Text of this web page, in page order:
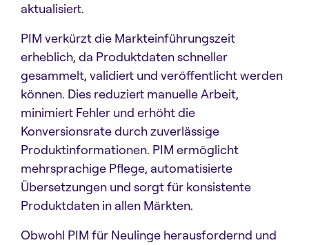
aktualisiert.
PIM verkürzt die Markteinführungszeit
erheblich, da Produktdaten schneller
gesammelt, validiert und veröffentlicht werden
können. Dies reduziert manuelle Arbeit,
minimiert Fehler und erhöht die
Konversionsrate durch zuverlässige
Produktinformationen. PIM ermöglicht
mehrsprachige Pflege, automatisierte
Übersetzungen und sorgt für konsistente
Produktdaten in allen Märkten.
Obwohl PIM für Neulinge herausfordernd und